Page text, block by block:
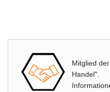
Mitglied
Handel".